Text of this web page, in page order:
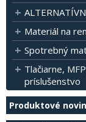
Materiál na
Spotrebný
Tlačiarne,
príslušenstvo
Produktové